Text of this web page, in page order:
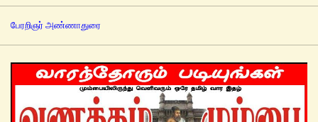
பேரறிஞர் அண்ணாதுரை